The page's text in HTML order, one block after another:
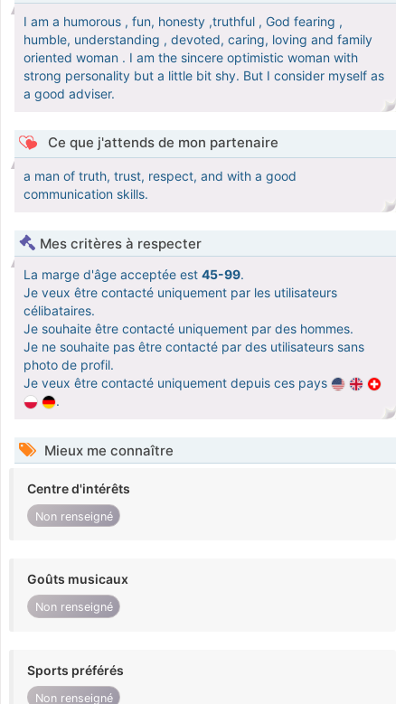
I am a humorous , fun, honesty ,truthful , God fearing ,
humble, understanding , devoted, caring, loving and family
oriented woman . I am the sincere optimistic woman with
strong personality but a little bit shy. But I consider myself as
a good adviser.
Ce que j'attends de mon partenaire
a man of truth, trust, respect, and with a good
communication skills.
Mes critères à respecter
La marge d'âge acceptée est 45-99.
Je veux être contacté uniquement par les utilisateurs
célibataires.
Je souhaite être contacté uniquement par des hommes.
Je ne souhaite pas être contacté par des utilisateurs sans
photo de profil.
Je veux être contacté uniquement depuis ces pays
.
Mieux me connaître
Centre d'intérêts
Non renseigné
Goûts musicaux
Non renseigné
Sports préférés
Non renseigné